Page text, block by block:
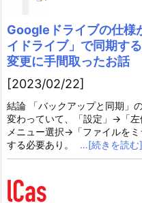
Googleドライブの仕様
イドライブ」で同期す
変更に手間取ったお話
[2023/02/22]
結論 「バックアップと同期」
変わっていて、「設定」→「左
メニュー選択→「ファイルを
する必要あり。
…[続きを読む]